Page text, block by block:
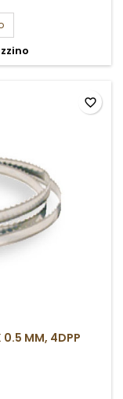
0.5 MM, 4DPP
favorite_border